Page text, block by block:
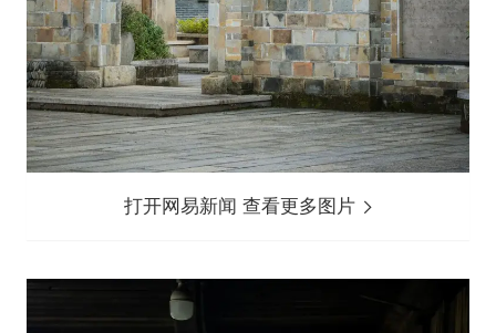
打开网易新闻 查看更多图片